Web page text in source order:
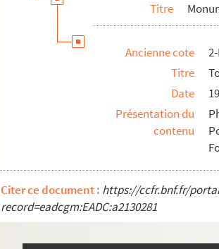
Titre
Ancienne cote
Titre
Date
Présentation du
contenu
Citer ce document : https://ccfr.bnf.fr/
record=eadcgm:EADC:a2130281